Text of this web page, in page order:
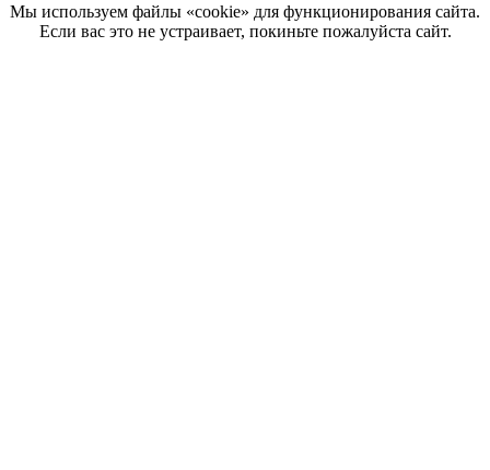
Мы используем файлы «cookie» для функционирования сайта.
Если вас это не устраивает, покиньте пожалуйста сайт.